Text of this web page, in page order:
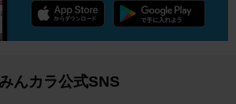
みんカラ公式SNS